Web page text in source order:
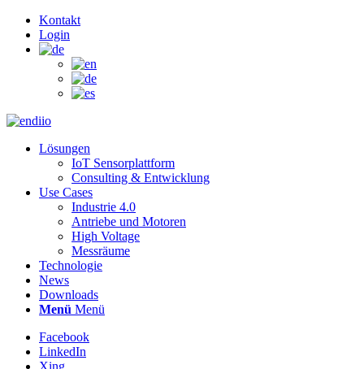
Kontakt
Login
Lösungen
IoT Sensorplattform
Consulting & Entwicklung
Use Cases
Industrie 4.0
Antriebe und Motoren
High Voltage
Messräume
Technologie
News
Downloads
Menü Menü
Facebook
LinkedIn
Xing